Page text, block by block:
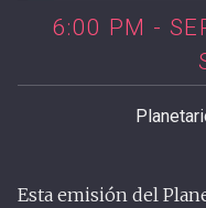
6:00 PM -
Esta emisión del